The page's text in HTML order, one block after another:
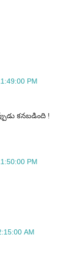
PM
కనబడింది !
PM
AM